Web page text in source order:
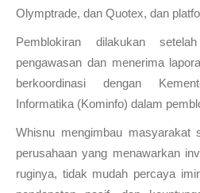
Olymptrade, dan Quotex, dan
Pemblokiran dilakukan
pengawasan dan menerima
berkoordinasi dengan
Informatika (Kominfo) dalam
Whisnu mengimbau masyarakat
perusahaan yang menawarkan
ruginya, tidak mudah percaya